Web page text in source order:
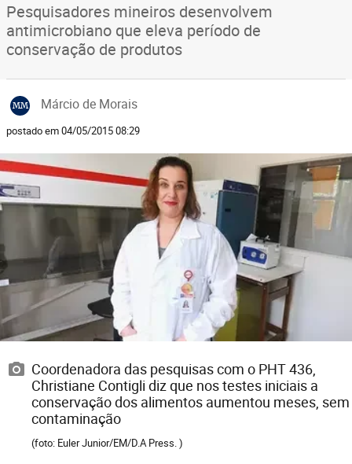
Pesquisadores mineiros desenvolvem
antimicrobiano que eleva período de
conservação de produtos
MM Márcio de Morais
postado em 04/05/2015 08:29
Coordenadora das pesquisas com o PHT 436,
Christiane Contigli diz que nos testes iniciais a
conservação dos alimentos aumentou meses, sem
contaminação
(foto: Euler Junior/EM/D.A Press. )